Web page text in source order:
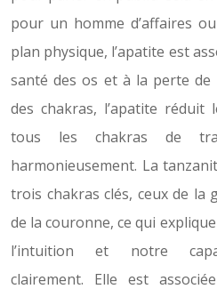
pour un homme d’affaires
plan physique, l’apatite est
santé des os et à la perte
des chakras, l’apatite réduit
tous les chakras de
harmonieusement. La
trois chakras clés, ceux de
de la couronne, ce qui
l’intuition et notre
clairement. Elle est